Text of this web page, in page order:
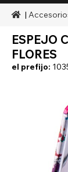
|
ESPEJO
FLORES
el prefijo: